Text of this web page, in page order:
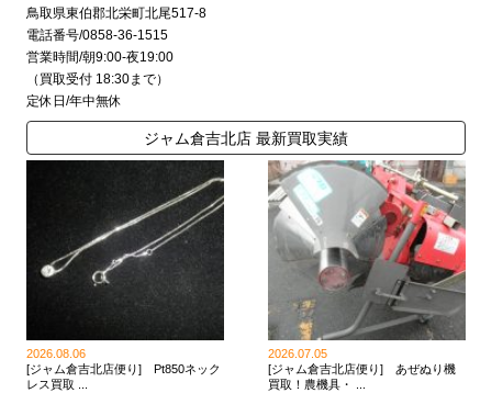
鳥取県東伯郡北栄町北尾517-8
電話番号/0858-36-1515
営業時間/朝9:00-夜19:00
（買取受付 18:30まで）
定休日/年中無休
ジャム倉吉北店 最新買取実績
2026.08.06
[ジャム倉吉北店便り] Pt850ネック
レス買取 ...
2026.07.05
[ジャム倉吉北店便り] あぜぬり機
買取！農機具・ ...